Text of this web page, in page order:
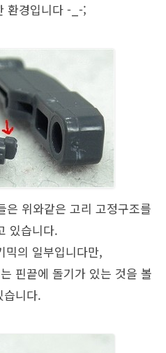
환경입니다 -_-;
은 위와같은 고리 고정구조를
있습니다.
믹의 일부입니다만,
핀끝에 돌기가 있는 것을 볼
습니다.